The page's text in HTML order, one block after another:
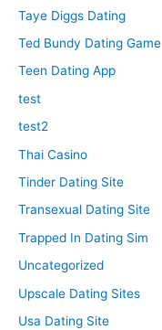
Taye Diggs Dating
Ted Bundy Dating Game
Teen Dating App
test
test2
Thai Casino
Tinder Dating Site
Transexual Dating Site
Trapped In Dating Sim
Uncategorized
Upscale Dating Sites
Usa Dating Site